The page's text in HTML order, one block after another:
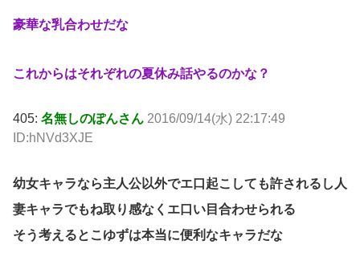
豪華な乳合わせだな
これからはそれぞれの夏休み話やるのかな？
405: 名無しのぽんさん 2016/09/14(水) 22:17:49
ID:hNVd3XJE
幼女キャラなら主人公以外でエ口起こしても許されるし人
妻キャラでもね取り感なくエ口い目合わせられる
そう考えるとこゆずは本当に便利なキャラだな